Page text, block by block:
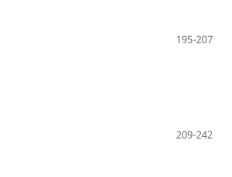
195-207
209-242